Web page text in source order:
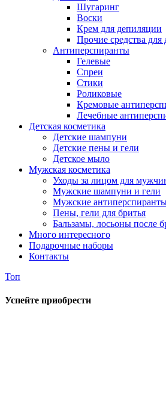
Шугаринг
Воски
Крем для депиляции
Прочие средства для
Антиперспиранты
Гелевые
Спреи
Стики
Роликовые
Кремовые
Лечебные
Детская косметика
Детские шампуни
Детские пены и гели
Детское мыло
Мужская косметика
Уходы за лицом для
Мужские шампуни и гели
Мужские
Пены, гели для бритья
Бальзамы, лосьоны после
Много интересного
Подарочные наборы
Контакты
Топ
Успейте приобрести